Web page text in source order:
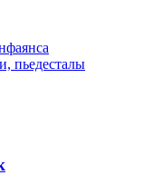
пьедесталы